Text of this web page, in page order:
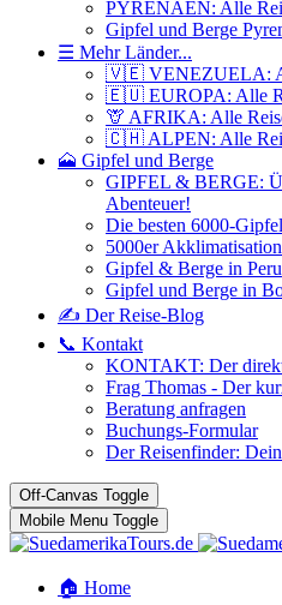
PYRENÄEN: Alle
Gipfel und Berge
☰ Mehr Länder...
🇻🇪 VENEZUELA:
🇪🇺 EUROPA: Alle
🦒 AFRIKA: Alle
🇨🇭 ALPEN: Alle
🗻 Gipfel und Berge
GIPFEL & BERGE:
Abenteuer!
Die besten 6000-Gipfel
5000er
Gipfel & Berge in Peru
Gipfel und Berge in
✍️ Der Reise-Blog
📞 Kontakt
KONTAKT: Der
Frag Thomas - Der
Beratung anfragen
Buchungs-Formular
Der Reisenfinder:
Off-Canvas Toggle
Mobile Menu Toggle
🏠 Home